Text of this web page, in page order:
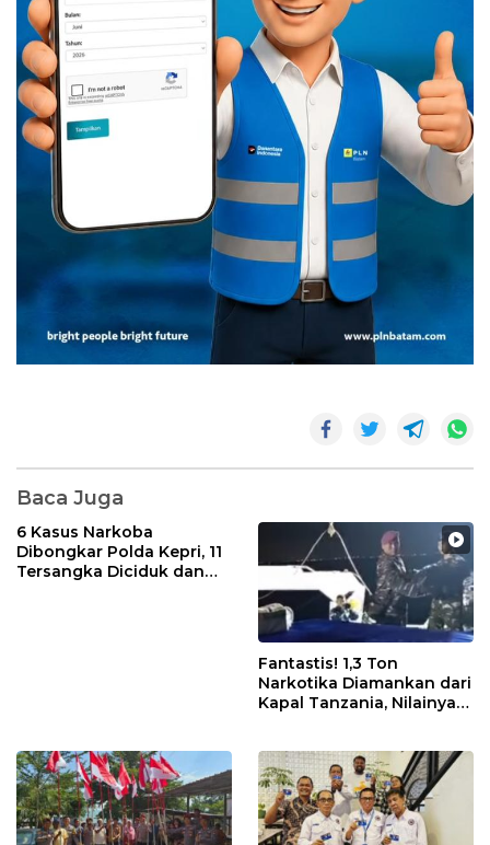
Baca Juga
6 Kasus Narkoba
Dibongkar Polda Kepri, 11
Tersangka Diciduk dan
Fantastis! 1,3 Ton
Narkotika Diamankan dari
Kapal Tanzania, Nilainya